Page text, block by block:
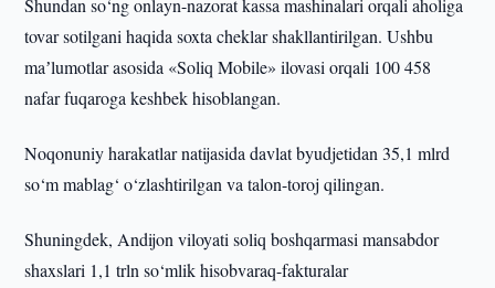
Shundan so‘ng onlayn-nazorat kassa mashinalari orqali aholiga
tovar sotilgani haqida soxta cheklar shakllantirilgan. Ushbu
maʼlumotlar asosida «Soliq Mobile» ilovasi orqali 100 458
nafar fuqaroga keshbek hisoblangan.
Noqonuniy harakatlar natijasida davlat byudjetidan 35,1 mlrd
so‘m mablag‘ o‘zlashtirilgan va talon-toroj qilingan.
Shuningdek, Andijon viloyati soliq boshqarmasi mansabdor
shaxslari 1,1 trln so‘mlik hisobvaraq-fakturalar